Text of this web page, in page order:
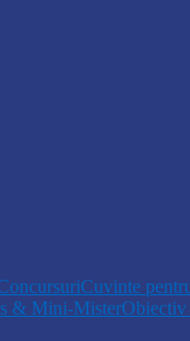
Cuvinte
& Mini-Mister